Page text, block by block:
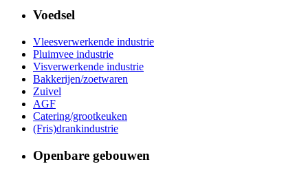
Voedsel
Vleesverwerkende industrie
Pluimvee industrie
Visverwerkende industrie
Bakkerijen/zoetwaren
Zuivel
AGF
Catering/grootkeuken
(Fris)drankindustrie
Openbare gebouwen